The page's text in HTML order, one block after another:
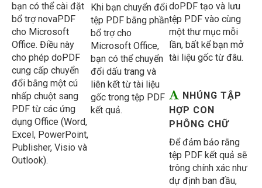
bạn có thể cài đặt
bổ trợ novaPDF
cho Microsoft
Office. Điều này
cho phép doPDF
cung cấp chuyển
đổi bằng một cú
nhấp chuột sang
PDF từ các ứng
dụng Office (Word,
Excel, PowerPoint,
Publisher, Visio và
Outlook).
Khi bạn chuyển đổi
tệp PDF bằng phần
bổ trợ cho
Microsoft Office,
bạn có thể chuyển
đổi dấu trang và
liên kết từ tài liệu
gốc trong tệp PDF
kết quả.
doPDF tạo và lưu
tệp PDF vào cùng
một thư mục mỗi
lần, bất kể bạn mở
tài liệu gốc từ đâu.
NHÚNG TẬP
HỢP CON
PHÔNG CHỮ
Để đảm bảo rằng
tệp PDF kết quả sẽ
trông chính xác như
dự định ban đầu,